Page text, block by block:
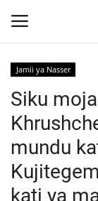
Nyumba
Jukwaa la
Jamii ya Nasser
Siku
mundu
kati ya